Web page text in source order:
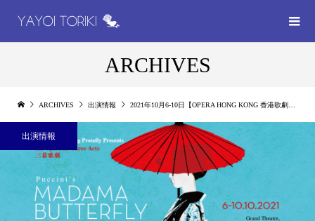
ARCHIVES
ARCHIVES 出演情報 2021年10月6-10日【OPERA HONG KONG 香港歌劇院 蝶々夫人】
出演情報